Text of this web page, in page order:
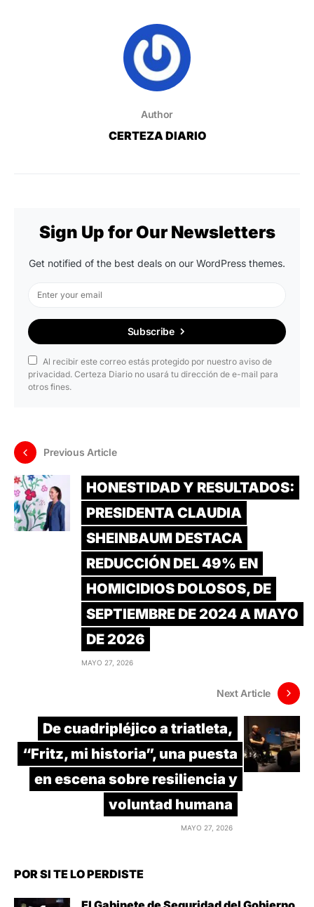
Author
CERTEZA DIARIO
Sign Up for Our Newsletters
Get notified of the best deals on our WordPress themes.
Subscribe
Al recibir este correo estás protegido por nuestro aviso de
privacidad. Certeza Diario no usará tu dirección de e-mail para
otros fines.
Previous Article
HONESTIDAD Y RESULTADOS:
PRESIDENTA CLAUDIA
SHEINBAUM DESTACA
REDUCCIÓN DEL 49% EN
HOMICIDIOS DOLOSOS, DE
SEPTIEMBRE DE 2024 A MAYO
DE 2026
MAYO 27, 2026
Next Article
De cuadripléjico a triatleta,
“Fritz, mi historia”, una puesta
en escena sobre resiliencia y
voluntad humana
MAYO 27, 2026
POR SI TE LO PERDISTE